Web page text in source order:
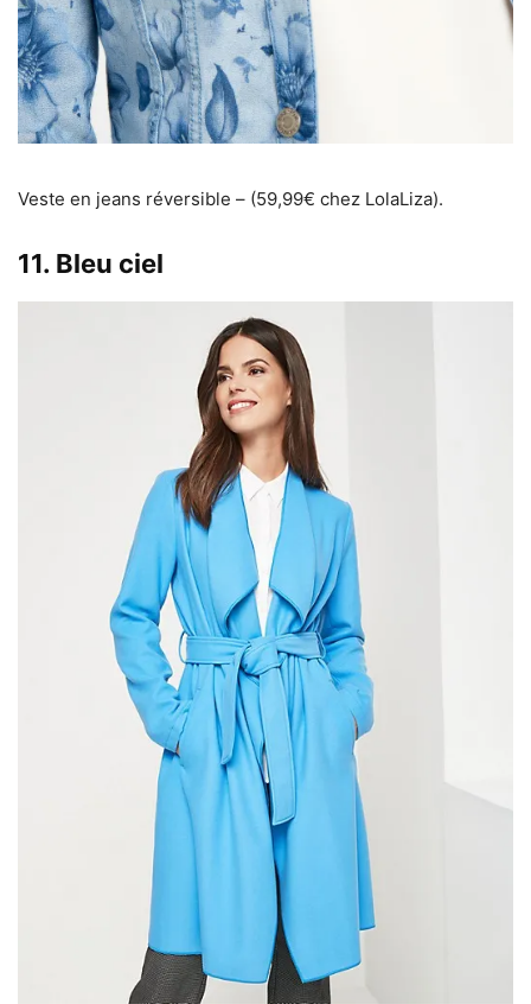
Veste en jeans réversible – (59,99€ chez LolaLiza).
11. Bleu ciel